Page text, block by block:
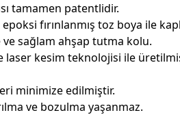
tamamen patentlidir.
fırınlanmış toz boya ile
sağlam ahşap tutma kolu.
laser kesim teknolojisi ile
minimize edilmiştir.
ve bozulma yaşanmaz.